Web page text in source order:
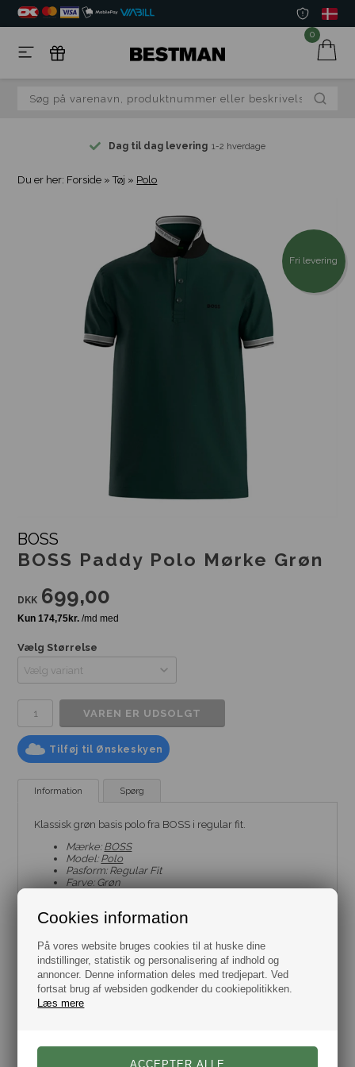
Cookies information
På vores website bruges cookies til at huske dine
indstillinger, statistik og personalisering af indhold og
annoncer. Denne information deles med tredjepart. Ved
fortsat brug af websiden godkender du cookiepolitikken.
Læs mere
0
Dag til dag levering 1-2 hverdage
Du er her: Forside »Tøj » Polo
Fri levering
BOSS
BOSS Paddy Polo Mørke Grøn
DKK 699,00
Vælg Størrelse
Tilføj til Ønskeskyen
Information Spørg
Klassisk grøn basis polo fra BOSS i regular fit.
Mærke: BOSS
Model: Polo
Pasform: Regular Fit
Farve: Grøn